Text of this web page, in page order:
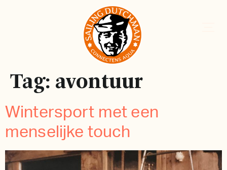
Tag: avontuur
Wintersport met een
menselijke touch